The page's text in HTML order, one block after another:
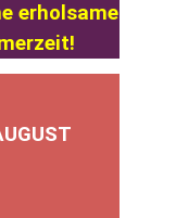
erholsame